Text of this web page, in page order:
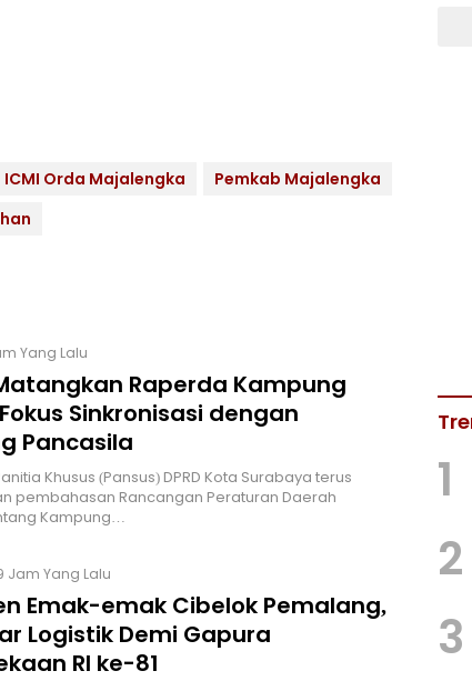
ICMI Orda Majalengka
Pemkab Majalengka
Yang Lalu
Raperda Kampung
Sinkronisasi dengan
Pancasila
Khusus (Pansus) DPRD Kota Surabaya terus
pembahasan Rancangan Peraturan Daerah
Kampung…
Jam Yang Lalu
Emak-emak Cibelok Pemalang,
Logistik Demi Gapura
RI ke-81
1
2
3